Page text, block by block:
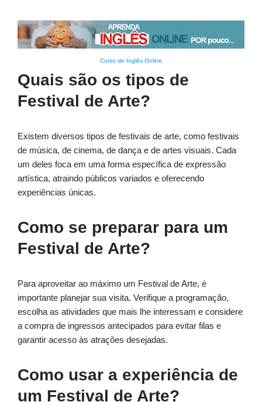
Curso de Inglês Online
Quais são os tipos de
Festival de Arte?
Existem diversos tipos de festivais de arte, como festivais
de música, de cinema, de dança e de artes visuais. Cada
um deles foca em uma forma específica de expressão
artística, atraindo públicos variados e oferecendo
experiências únicas.
Como se preparar para um
Festival de Arte?
Para aproveitar ao máximo um Festival de Arte, é
importante planejar sua visita. Verifique a programação,
escolha as atividades que mais lhe interessam e considere
a compra de ingressos antecipados para evitar filas e
garantir acesso às atrações desejadas.
Como usar a experiência de
um Festival de Arte?